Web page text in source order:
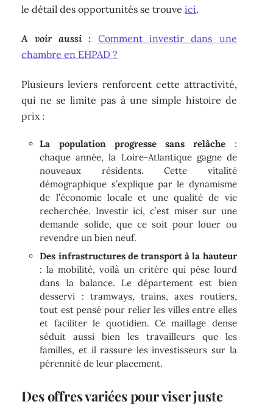
le détail des opportunités se trouveici.
A voir aussi :
Comment investir dans une
chambre en EHPAD ?
Plusieurs leviers renforcent cette attractivité,
qui ne se limite pas à une simple histoire de
prix :
La population progresse sans relâche :
chaque année, la Loire-Atlantique gagne de
nouveaux résidents. Cette vitalité
démographique s’explique par le dynamisme
de l’économie locale et une qualité de vie
recherchée. Investir ici, c’est miser sur une
demande solide, que ce soit pour louer ou
revendre un bien neuf.
Des infrastructures de transport à la hauteur
: la mobilité, voilà un critère qui pèse lourd
dans la balance. Le département est bien
desservi : tramways, trains, axes routiers,
tout est pensé pour relier les villes entre elles
et faciliter le quotidien. Ce maillage dense
séduit aussi bien les travailleurs que les
familles, et il rassure les investisseurs sur la
pérennité de leur placement.
Des offres variées pour viser juste